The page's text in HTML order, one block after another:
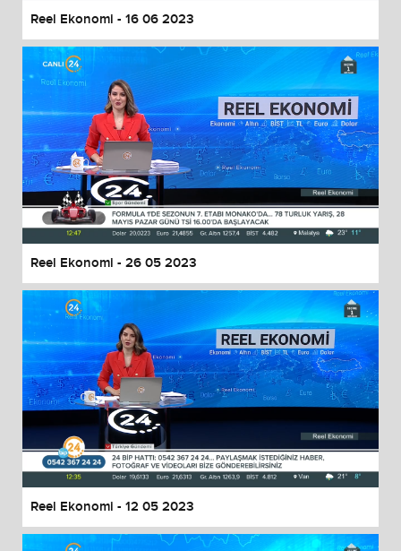
Reel Ekonomi - 16 06 2023
Reel Ekonomi - 26 05 2023
Reel Ekonomi - 12 05 2023